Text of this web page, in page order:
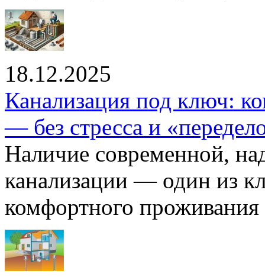
18.12.2025
Канализация под ключ:
— без стресса и
Наличие современной,
канализации — один из
комфортного проживания